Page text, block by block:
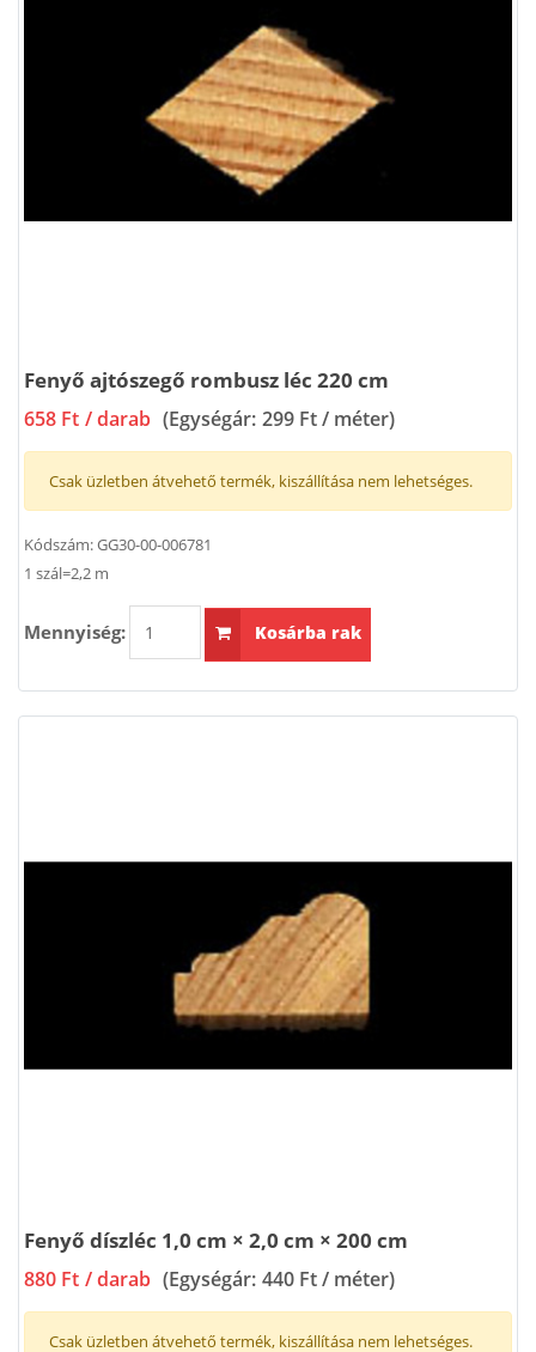
Fenyő ajtószegő rombusz léc 220 cm
658 Ft / darab (Egységár: 299 Ft / méter)
Csak üzletben átvehető termék, kiszállítása nem lehetséges.
Kódszám:GG30-00-006781
1 szál=2,2 m
Mennyiség: Kosárba rak
Fenyő díszléc 1,0 cm × 2,0 cm × 200 cm
880 Ft / darab (Egységár: 440 Ft / méter)
Csak üzletben átvehető termék, kiszállítása nem lehetséges.